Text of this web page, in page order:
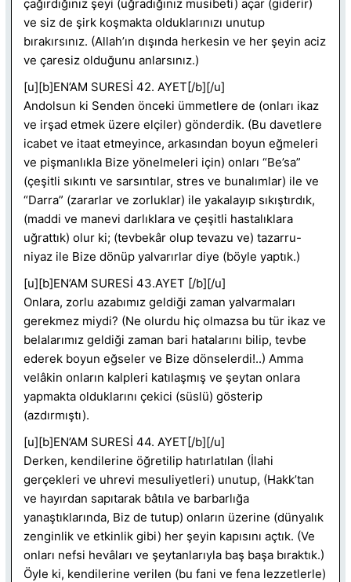
çağırdığınız şeyi (uğradığınız musibeti) açar (giderir)
ve siz de şirk koşmakta olduklarınızı unutup
bırakırsınız. (Allah’ın dışında herkesin ve her şeyin aciz
ve çaresiz olduğunu anlarsınız.)
[u][b]EN’AM SURESİ 42. AYET[/b][/u]
Andolsun ki Senden önceki ümmetlere de (onları ikaz
ve irşad etmek üzere elçiler) gönderdik. (Bu davetlere
icabet ve itaat etmeyince, arkasından boyun eğmeleri
ve pişmanlıkla Bize yönelmeleri için) onları “Be’sa”
(çeşitli sıkıntı ve sarsıntılar, stres ve bunalımlar) ile ve
“Darra” (zararlar ve zorluklar) ile yakalayıp sıkıştırdık,
(maddi ve manevi darlıklara ve çeşitli hastalıklara
uğrattık) olur ki; (tevbekâr olup tevazu ve) tazarru-
niyaz ile Bize dönüp yalvarırlar diye (böyle yaptık.)
[u][b]EN’AM SURESİ 43.AYET [/b][/u]
Onlara, zorlu azabımız geldiği zaman yalvarmaları
gerekmez miydi? (Ne olurdu hiç olmazsa bu tür ikaz ve
belalarımız geldiği zaman bari hatalarını bilip, tevbe
ederek boyun eğseler ve Bize dönselerdi!..) Amma
velâkin onların kalpleri katılaşmış ve şeytan onlara
yapmakta olduklarını çekici (süslü) gösterip
(azdırmıştı).
[u][b]EN’AM SURESİ 44. AYET[/b][/u]
Derken, kendilerine öğretilip hatırlatılan (İlahi
gerçekleri ve uhrevi mesuliyetleri) unutup, (Hakk’tan
ve hayırdan sapıtarak bâtıla ve barbarlığa
yanaştıklarında, Biz de tutup) onların üzerine (dünyalık
zenginlik ve etkinlik gibi) her şeyin kapısını açtık. (Ve
onları nefsi hevâları ve şeytanlarıyla baş başa bıraktık.)
Öyle ki, kendilerine verilen (bu fani ve fena lezzetlerle)